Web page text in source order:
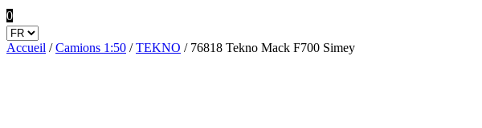
0
Accueil /Camions 1:50 /TEKNO / 76818 Tekno Mack F700 Simey